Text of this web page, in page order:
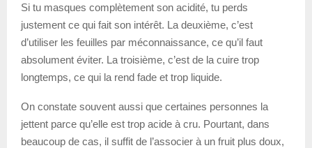
Si tu masques complètement son acidité, tu perds
justement ce qui fait son intérêt. La deuxième, c’est
d’utiliser les feuilles par méconnaissance, ce qu’il faut
absolument éviter. La troisième, c’est de la cuire trop
longtemps, ce qui la rend fade et trop liquide.
On constate souvent aussi que certaines personnes la
jettent parce qu’elle est trop acide à cru. Pourtant, dans
beaucoup de cas, il suffit de l’associer à un fruit plus doux,